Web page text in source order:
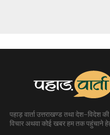
पहाड़ वार्ता उत्तराखण्ड तथा देश-विदेश
विचार अथवा कोई खबर हम तक पहुंचाने